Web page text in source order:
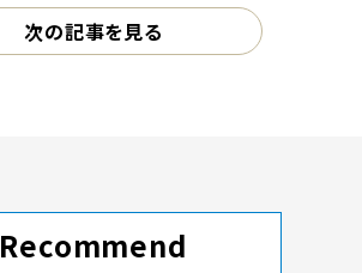
次の記事を見る
Recommend